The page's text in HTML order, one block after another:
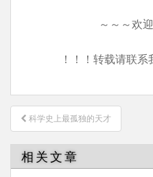
～～～欢
！！！转载请联
文
章
导
航
科学史上最孤独的天才
相关文章